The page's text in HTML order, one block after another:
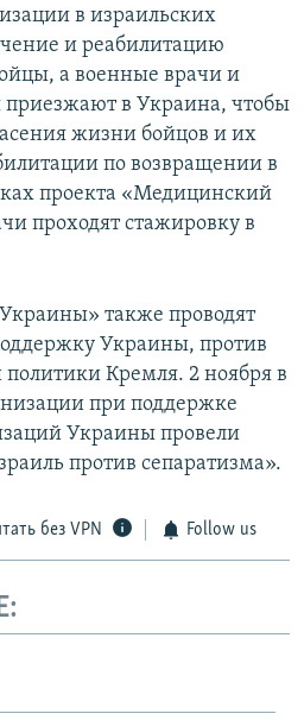
в израильских
и реабилитацию
а военные врачи и
приезжают в Украина, чтобы
жизни бойцов и их
по возвращении в
проекта «Медицинский
проходят стажировку в
также проводят
Украины, против
Кремля. 2 ноября в
при поддержке
Украины провели
против сепаратизма».
без VPN Follow us